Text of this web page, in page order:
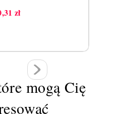
Cena
zł
mogą Cię